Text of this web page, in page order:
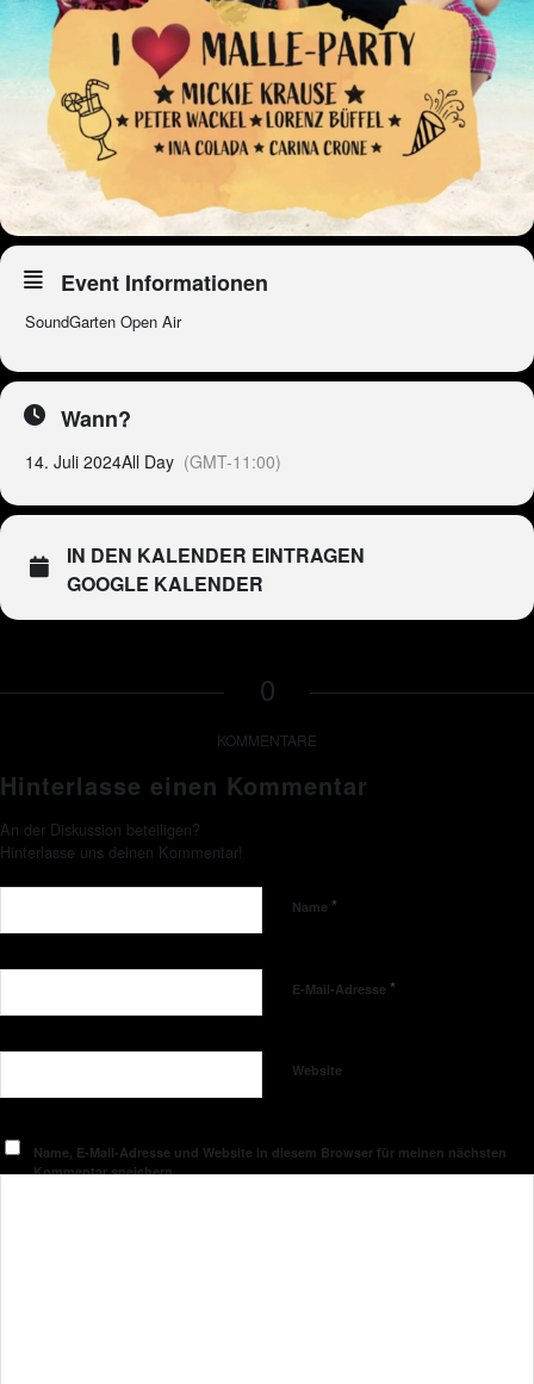
Event Informationen
SoundGarten Open Air
Wann?
14. Juli 2024All Day (GMT-11:00)
IN DEN KALENDER EINTRAGEN
GOOGLE KALENDER
0
KOMMENTARE
Hinterlasse einen Kommentar
An der Diskussion beteiligen?
Hinterlasse uns deinen Kommentar!
Name *
E-Mail-Adresse *
Website
Name, E-Mail-Adresse und Website in diesem Browser für meinen nächsten
Kommentar speichern.